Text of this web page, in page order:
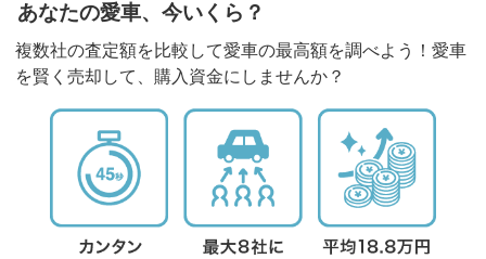
あなたの愛車、今いくら？
複数社の査定額を比較して愛車の最高額を調べよう！愛車
を賢く売却して、購入資金にしませんか？